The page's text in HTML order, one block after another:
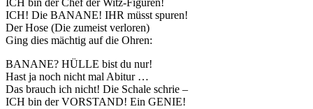
ICH bin der Chef der Witz-Figuren!
ICH! Die BANANE! IHR müsst spuren!
Der Hose (Die zumeist verloren)
Ging dies mächtig auf die Ohren:
BANANE? HÜLLE bist du nur!
Hast ja noch nicht mal Abitur …
Das brauch ich nicht! Die Schale schrie –
ICH bin der VORSTAND! Ein GENIE!